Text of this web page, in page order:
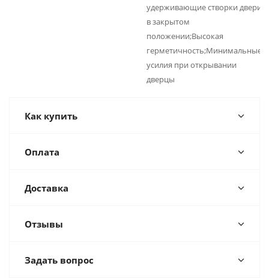
удерживающие створки двери
в закрытом
положении;Высокая
герметичность;Минимальные
усилия при открывании
дверцы
Как купить
Оплата
Доставка
Отзывы
Задать вопрос